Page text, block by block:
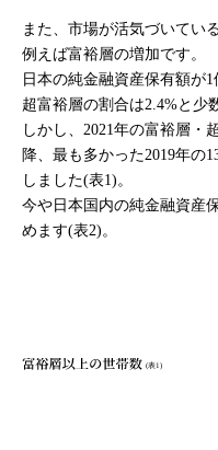
また、市場が活気づいてい
例えば富裕層の増加です。
日本の純金融資産保有額が
超富裕層の割合は2.4%と少
しかし、2021年の富裕層・
降、最も多かった2019年の
しました(表1)。
今や日本国内の純金融資産
めます(表2)。